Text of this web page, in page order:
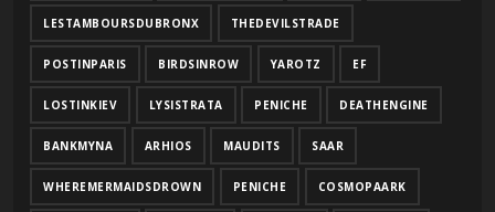
LESTAMBOURSDUBRONX THEDEVILSTRADE
POSTINPARIS BIRDSINROW YAROTZ EF
LOSTINKIEV LYSISTRATA PENICHE DEATHENGINE
BANKMYNA ARHIOS MAUDITS SAAR
WHEREMERMAIDSDROWN PENICHE COSMOPAARK